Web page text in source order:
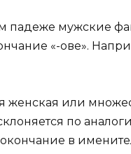
падеже мужские
«-ове».
женская или
по
в